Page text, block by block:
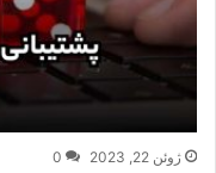
ژوئن 22, 2023 0